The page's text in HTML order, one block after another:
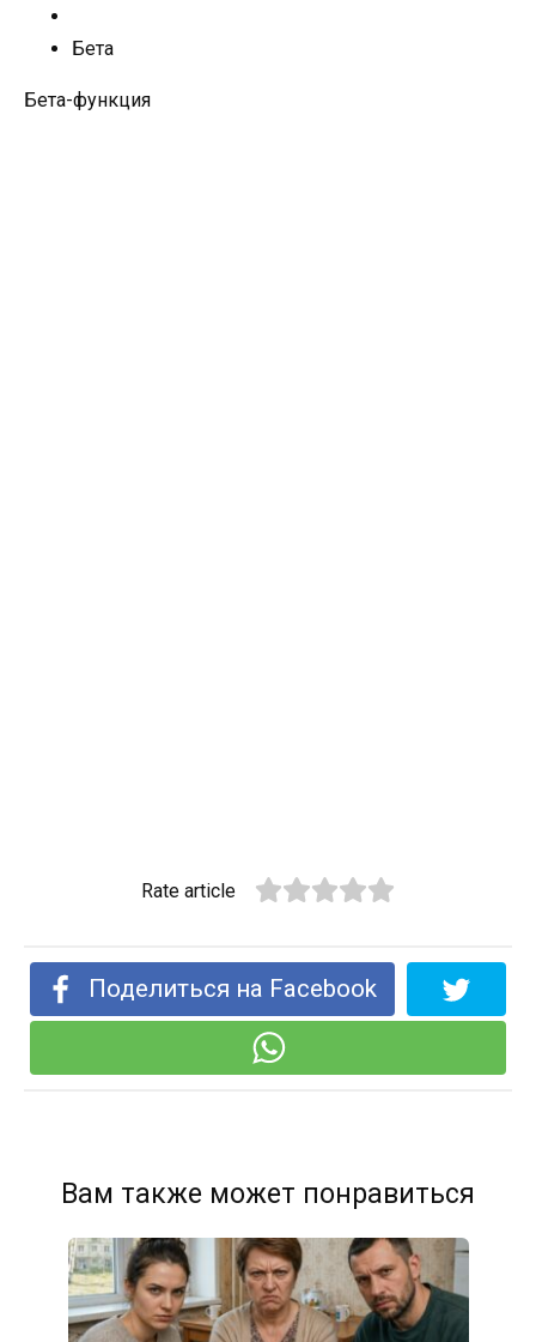
Бета
Бета-функция
Rate article
Поделиться на Facebook
Вам также может понравиться